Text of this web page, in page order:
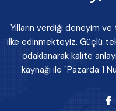
Yılların verdiği deneyim
ilke edinmekteyiz. Güçlü
odaklanarak kalite
kaynağı ile "Pazarda 1